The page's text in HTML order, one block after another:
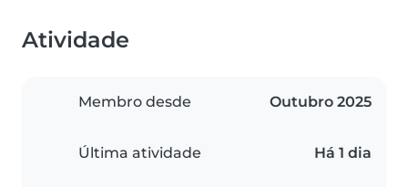
Atividade
Membro desde Outubro 2025
Última atividade Há 1 dia